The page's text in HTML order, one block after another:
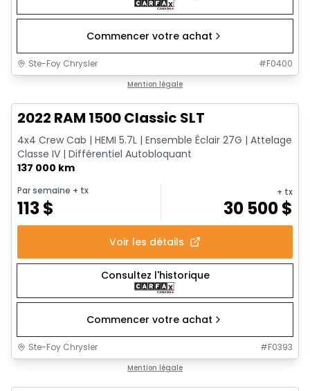
Commencer votre achat
Ste-Foy Chrysler #F0400
Mention légale
2022 RAM 1500 Classic SLT
4x4 Crew Cab | HEMI 5.7L | Ensemble Éclair 27G | Attelage
Classe IV | Différentiel Autobloquant
137 000 km
Par semaine + tx
113$
+ tx
30 500$
Voir les détails
Consultez l'historique
Commencer votre achat
Ste-Foy Chrysler #F0393
Mention légale